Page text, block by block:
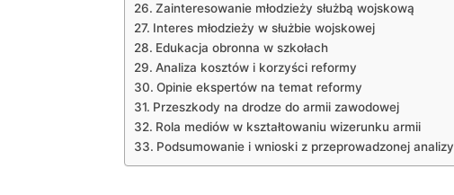
Zainteresowanie młodzieży służbą wojskową
Interes młodzieży w służbie wojskowej
Edukacja obronna w szkołach
Analiza kosztów i korzyści reformy
Opinie ekspertów na temat reformy
Przeszkody na drodze do armii zawodowej
Rola mediów w kształtowaniu wizerunku armii
Podsumowanie i wnioski z przeprowadzonej analizy